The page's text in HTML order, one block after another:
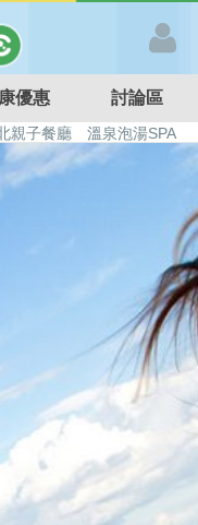
優惠 討論區
親子餐廳
溫泉泡湯SPA
子景點